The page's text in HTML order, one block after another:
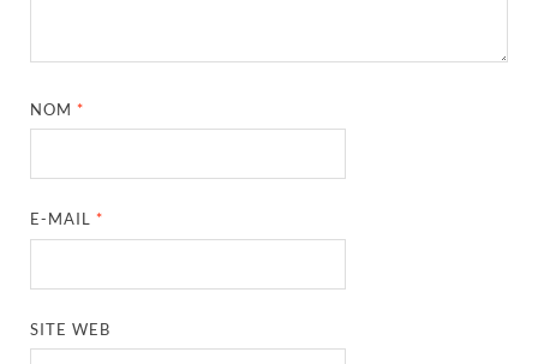
NOM*
E-MAIL*
SITE WEB